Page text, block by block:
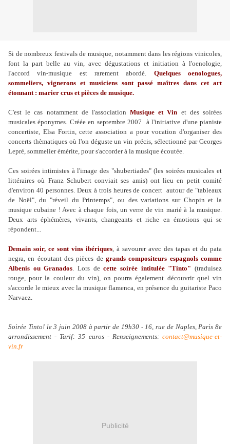
Si de nombreux festivals de musique, notamment dans les régions vinicoles,
font la part belle au vin, avec dégustations et initiation à l'oenologie,
l'accord vin-musique est rarement abordé. Quelques oenologues,
sommeliers, vignerons et musiciens sont passé maîtres dans cet art
étonnant : marier crus et pièces de musique.
C'est le cas notamment de l'associationMusique et Vin et des soirées
musicales éponymes. Créée en septembre 2007 à l'initiative d'une pianiste
concertiste, Elsa Fortin, cette association a pour vocation d'organiser des
concerts thèmatiques où l'on déguste un vin précis, sélectionné par Georges
Lepré, sommelier émérite, pour s'accorder à la musique écoutée.
Ces soirées intimistes à l'image des "shubertiades" (les soirées musicales et
littéraires où Franz Schubert conviait ses amis) ont lieu en petit comité
d'environ 40 personnes. Deux à trois heures de concert autour de "tableaux
de Noël", du "réveil du Printemps", ou des variations sur Chopin et la
musique cubaine ! Avec à chaque fois, un verre de vin marié à la musique.
Deux arts éphémères, vivants, changeants et riche en émotions qui se
répondent...
Demain soir, ce sont vins ibériques, à savourer avec des tapas et du pata
negra, en écoutant des pièces de grands compositeurs espagnols comme
Albenis ou Granados. Lors decette soirée intitulée "Tinto" (traduisez
rouge, pour la couleur du vin), on pourra également découvrir quel vin
s'accorde le mieux avec la musique flamenca, en présence du guitariste Paco
Narvaez.
Soirée Tinto! le 3 juin 2008 à partir de 19h30 - 16, rue de Naples, Paris 8e
arrondissement - Tarif: 35 euros - Renseignements: contact@musique-et-
vin.fr
Publicité